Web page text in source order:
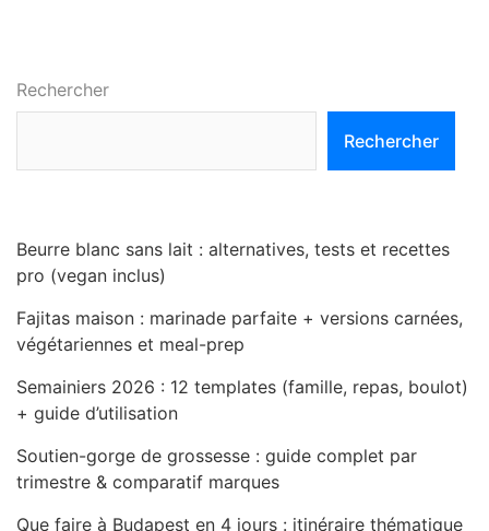
Rechercher
Rechercher
Beurre blanc sans lait : alternatives, tests et recettes
pro (vegan inclus)
Fajitas maison : marinade parfaite + versions carnées,
végétariennes et meal-prep
Semainiers 2026 : 12 templates (famille, repas, boulot)
+ guide d’utilisation
Soutien-gorge de grossesse : guide complet par
trimestre & comparatif marques
Que faire à Budapest en 4 jours : itinéraire thématique